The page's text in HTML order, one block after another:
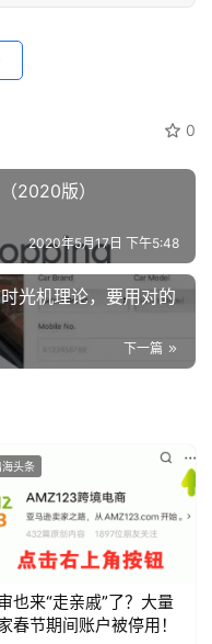
0
2020版）
2020年5月17日 下午5:48
光机理论，要用对的
下一篇
海头条
也来“走亲戚”了？大量
春节期间账户被停用！